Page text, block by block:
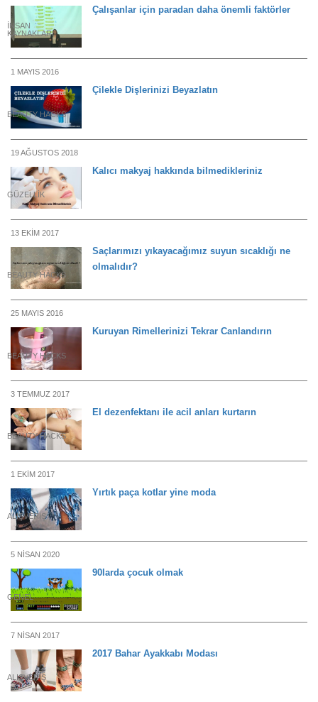
İNSAN
KAYNAKLARI
Çalışanlar için paradan daha önemli faktörler
1 MAYIS 2016
BEAUTY HACKS
Çilekle Dişlerinizi Beyazlatın
19 AĞUSTOS 2018
GÜZELLIK
Kalıcı makyaj hakkında bilmedikleriniz
13 EKIM 2017
BEAUTY HACKS
Saçlarımızı yıkayacağımız suyun sıcaklığı ne
olmalıdır?
25 MAYIS 2016
BEAUTY HACKS
Kuruyan Rimellerinizi Tekrar Canlandırın
3 TEMMUZ 2017
BEAUTY HACKS
El dezenfektanı ile acil anları kurtarın
1 EKIM 2017
ALIŞVERIŞ
Yırtık paça kotlar yine moda
5 NISAN 2020
GENEL
90larda çocuk olmak
7 NISAN 2017
ALIŞVERIŞ
2017 Bahar Ayakkabı Modası